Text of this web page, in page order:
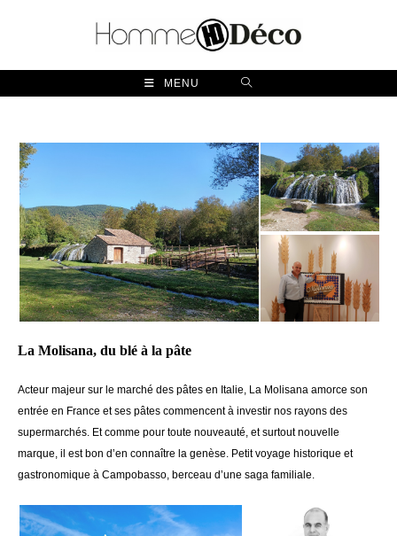
MENU
La Molisana, du blé à la pâte
Acteur majeur sur le marché des pâtes en Italie, La Molisana amorce son
entrée en France et ses pâtes commencent à investir nos rayons des
supermarchés. Et comme pour toute nouveauté, et surtout nouvelle
marque, il est bon d’en connaître la genèse. Petit voyage historique et
gastronomique à Campobasso, berceau d’une saga familiale.